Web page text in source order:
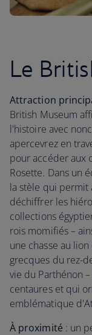
Le
Attraction
British Museum
l'histoire avec
apercevrez en
pour accéder aux
Rosette. Dans un
la stèle qui permit
déchiffrer les
collections
rois momifiés –
une chasse au
grecques du rez-
vie du Parthénon
centaures et qui
emblématique
À proximité : un